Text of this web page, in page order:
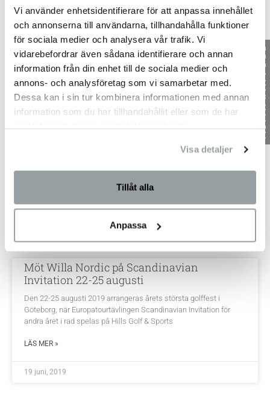
Vi använder enhetsidentifierare för att anpassa innehållet
och annonserna till användarna, tillhandahålla funktioner
för sociala medier och analysera vår trafik. Vi
vidarebefordrar även sådana identifierare och annan
information från din enhet till de sociala medier och
annons- och analysföretag som vi samarbetar med.
Dessa kan i sin tur kombinera informationen med annan
information som du har tillhandahållit eller som de har
Visa detaljer
Tillåt alla
Anpassa
15 november, 2019
Bo vid havet på solens och vindarnas ö!
[fusion_builder_container hundred_percent=”no”
equal_height_columns=”no” menu_anchor=””
hide_on_mobile=”small-visibility,medium-visibility,large-visibility”
class=”” id=”” background_color=”” background_image=””
video_url=”” video_aspect_ratio=”16:9″ video_loop=”yes”
Möt Willa Nordic på Scandinavian
Invitation 22-25 augusti
Den 22-25 augusti 2019 arrangeras årets största golffest i
Göteborg, när Europatourtävlingen Scandinavian Invitation för
andra året i rad spelas på Hills Golf & Sports
LÄS MER »
19 juni, 2019